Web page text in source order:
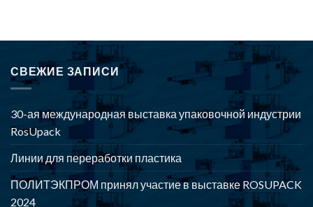
СВЕЖИЕ ЗАПИСИ
30-ая международная выставка упаковочной индустрии
RosUpack
Линии для переработки пластика
ПОЛИТЭКПРОМ принял участие в выставке ROSUPACK
2024